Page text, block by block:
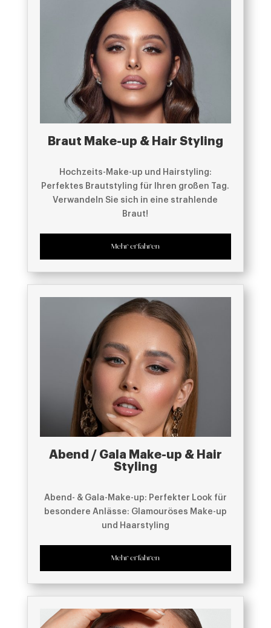
Braut Make-up & Hair Styling
Hochzeits-Make-up und Hairstyling:
Perfektes Brautstyling für Ihren großen Tag.
Verwandeln Sie sich in eine strahlende
Braut!
Mehr erfahren
Abend / Gala Make-up & Hair
Styling
Abend- & Gala-Make-up: Perfekter Look für
besondere Anlässe: Glamouröses Make-up
und Haarstyling
Mehr erfahren